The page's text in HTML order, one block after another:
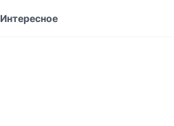
Интересное